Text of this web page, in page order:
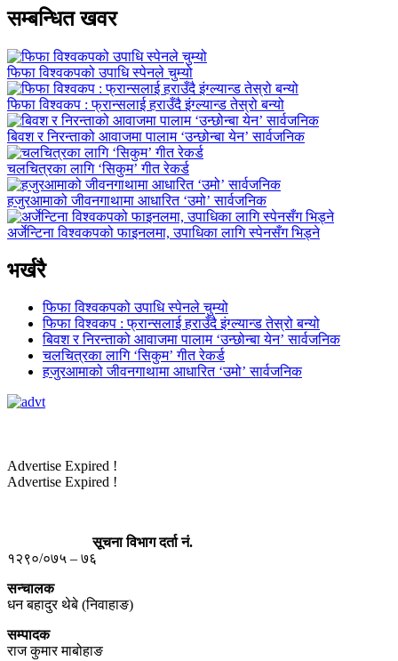
सम्बन्धित खवर
फिफा विश्वकपको उपाधि स्पेनले चुम्यो
फिफा विश्वकप : फ्रान्सलाई हराउँदै इंग्ल्यान्ड तेस्रो बन्यो
बिवश र निरन्ताको आवाजमा पालाम ‘उन्छोन्बा येन’ सार्वजनिक
चलचित्रका लागि ‘सिकुम’ गीत रेकर्ड
हजुरआमाको जीवनगाथामा आधारित ‘उमो’ सार्वजनिक
अर्जेन्टिना विश्वकपको फाइनलमा, उपाधिका लागि स्पेनसँग भिड्ने
भर्खरै
फिफा विश्वकपको उपाधि स्पेनले चुम्यो
फिफा विश्वकप : फ्रान्सलाई हराउँदै इंग्ल्यान्ड तेस्रो बन्यो
बिवश र निरन्ताको आवाजमा पालाम ‘उन्छोन्बा येन’ सार्वजनिक
चलचित्रका लागि ‘सिकुम’ गीत रेकर्ड
हजुरआमाको जीवनगाथामा आधारित ‘उमो’ सार्वजनिक
Advertise Expired !
Advertise Expired !
सूचना विभाग दर्ता नं.
१२९०/०७५ – ७६
सन्चालक
धन बहादुर थेबे (निवाहाङ)
सम्पादक
राज कुमार माबोहाङ